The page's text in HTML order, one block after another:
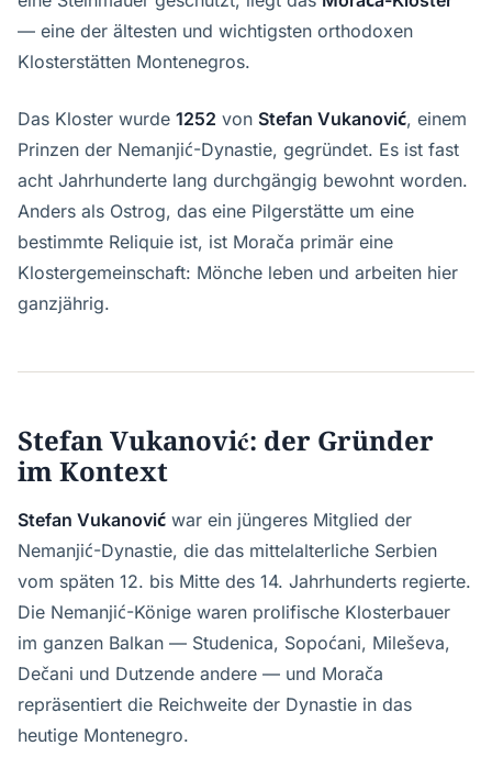
— eine der ältesten und wichtigsten orthodoxen
Klosterstätten Montenegros.
Das Kloster wurde 1252 von Stefan Vukanović, einem
Prinzen der Nemanjić-Dynastie, gegründet. Es ist fast
acht Jahrhunderte lang durchgängig bewohnt worden.
Anders als Ostrog, das eine Pilgerstätte um eine
bestimmte Reliquie ist, ist Morača primär eine
Klostergemeinschaft: Mönche leben und arbeiten hier
ganzjährig.
Stefan Vukanović: der Gründer
im Kontext
Stefan Vukanović war ein jüngeres Mitglied der
Nemanjić-Dynastie, die das mittelalterliche Serbien
vom späten 12. bis Mitte des 14. Jahrhunderts regierte.
Die Nemanjić-Könige waren prolifische Klosterbauer
im ganzen Balkan — Studenica, Sopoćani, Mileševa,
Dečani und Dutzende andere — und Morača
repräsentiert die Reichweite der Dynastie in das
heutige Montenegro.